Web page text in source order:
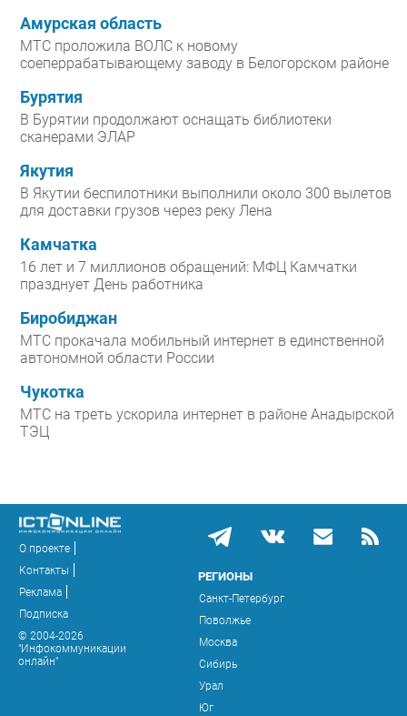
Амурская область
МТС проложила ВОЛС к новому
соеперрабатывающему заводу в Белогорском районе
Бурятия
В Бурятии продолжают оснащать библиотеки
сканерами ЭЛАР
Якутия
В Якутии беспилотники выполнили около 300 вылетов
для доставки грузов через реку Лена
Камчатка
16 лет и 7 миллионов обращений: МФЦ Камчатки
празднует День работника
Биробиджан
МТС прокачала мобильный интернет в единственной
автономной области России
Чукотка
МТС на треть ускорила интернет в районе Анадырской
ТЭЦ
О проекте
Контакты
Реклама
Подписка
© 2004-2026
"Инфокоммуникации
онлайн"
РЕГИОНЫ
Санкт-Петербург
Поволжье
Москва
Сибирь
Урал
Юг